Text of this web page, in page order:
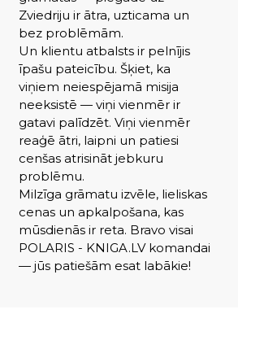
Zviedriju ir ātra, uzticama un
bez problēmām.
Un klientu atbalsts ir pelnījis
īpašu pateicību. Šķiet, ka
viņiem neiespējamā misija
neeksistē — viņi vienmēr ir
gatavi palīdzēt. Viņi vienmēr
reaģē ātri, laipni un patiesi
cenšas atrisināt jebkuru
problēmu.
Milzīga grāmatu izvēle, lieliskas
cenas un apkalpošana, kas
mūsdienās ir reta. Bravo visai
POLARIS - KNIGA.LV komandai
— jūs patiešām esat labākie!